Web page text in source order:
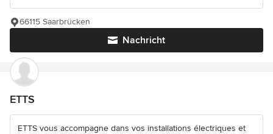
Nachricht
66115 Saarbrücken
ETTS
ETTS vous accompagne dans vos installations électriques et